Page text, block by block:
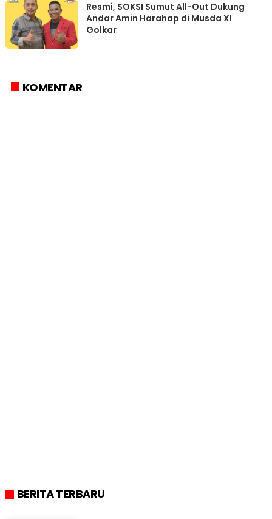
Resmi, SOKSI Sumut All-Out Dukung
Andar Amin Harahap di Musda XI
Golkar
KOMENTAR
BERITA TERBARU